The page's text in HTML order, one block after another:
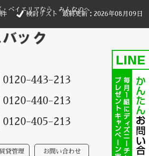
ベイエリアなら、みんなのへ
検討リスト 最終更新：2026年08月09日
0120-443-213
0120-440-213
0120-405-213
貸管理 お問い合わせ